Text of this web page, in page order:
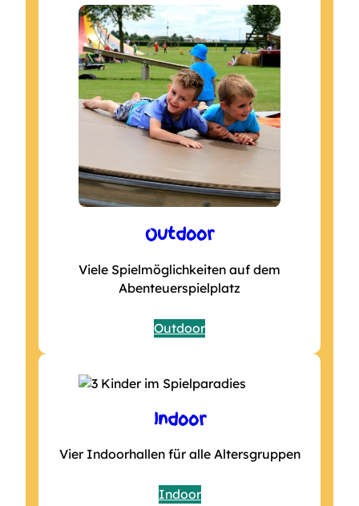
Outdoor
Viele Spielmöglichkeiten auf dem
Abenteuerspielplatz
Outdoor
Indoor
Vier Indoorhallen für alle Altersgruppen
Indoor